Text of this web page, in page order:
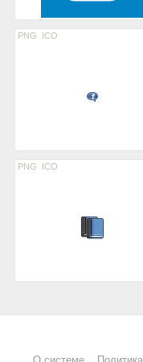
PNG ICO
PNG ICO